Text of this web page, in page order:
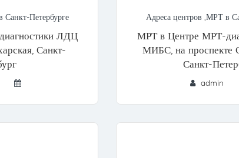
Петербурге
ЛДЦ
Санкт-
Адреса центров ,МРТ в
МРТ в Центре МРТ-
МИБС, на проспекте
Санкт-
admin